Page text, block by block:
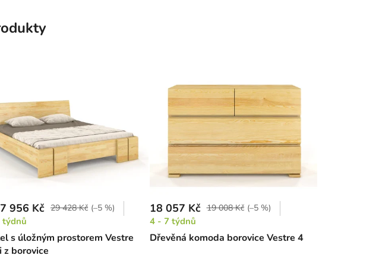
s úložným prostorem Vestre
z borovice
956 Kč 29 428 Kč (–5 %)
týdnů
Dřevěná komoda borovice Vestre 4
18 057 Kč 19 008 Kč (–5 %)
4 - 7 týdnů